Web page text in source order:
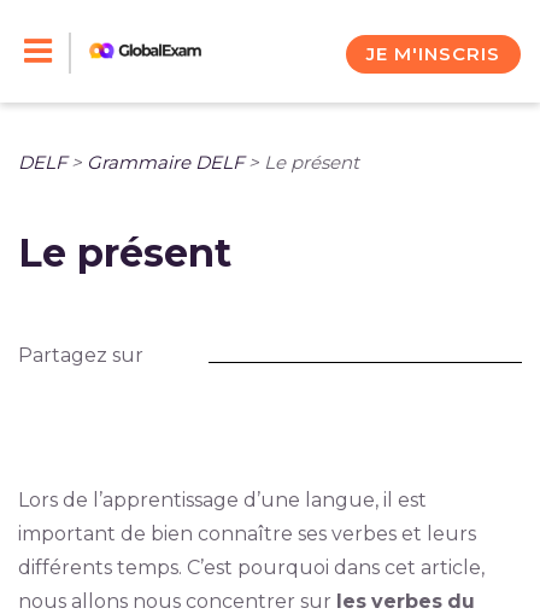
JE M'INSCRIS
DELF> Grammaire DELF> Le présent
Le présent
Partagez sur
Lors de l’apprentissage d’une langue, il est
important de bien connaître ses verbes et leurs
différents temps. C’est pourquoi dans cet article,
nous allons nous concentrer sur les verbes du